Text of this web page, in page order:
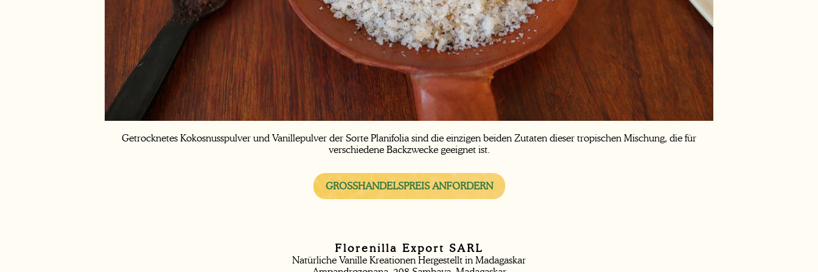
Getrocknetes Kokosnusspulver und Vanillepulver der Sorte Planifolia sind die einzigen beiden Zutaten dieser tropischen Mischung, die für
verschiedene Backzwecke geeignet ist.
GROSSHANDELSPREIS ANFORDERN
Florenilla Export SARL
Natürliche Vanille Kreationen Hergestellt in Madagaskar